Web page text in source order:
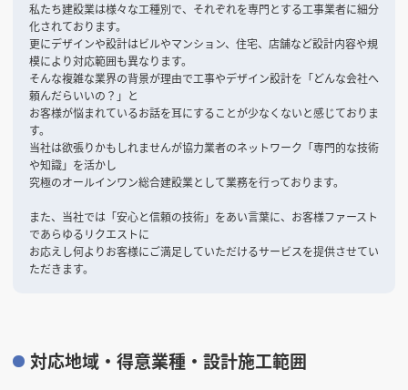
私たち建設業は様々な工種別で、それぞれを専門とする工事業者に細分
化されております。
更にデザインや設計はビルやマンション、住宅、店舗など設計内容や規
模により対応範囲も異なります。
そんな複雑な業界の背景が理由で工事やデザイン設計を「どんな会社へ
頼んだらいいの？」と
お客様が悩まれているお話を耳にすることが少なくないと感じておりま
す。
当社は欲張りかもしれませんが協力業者のネットワーク「専門的な技術
や知識」を活かし
究極のオールインワン総合建設業として業務を行っております。
また、当社では「安心と信頼の技術」をあい言葉に、お客様ファースト
であらゆるリクエストに
お応えし何よりお客様にご満足していただけるサービスを提供させてい
ただきます。
対応地域・得意業種・設計施工範囲